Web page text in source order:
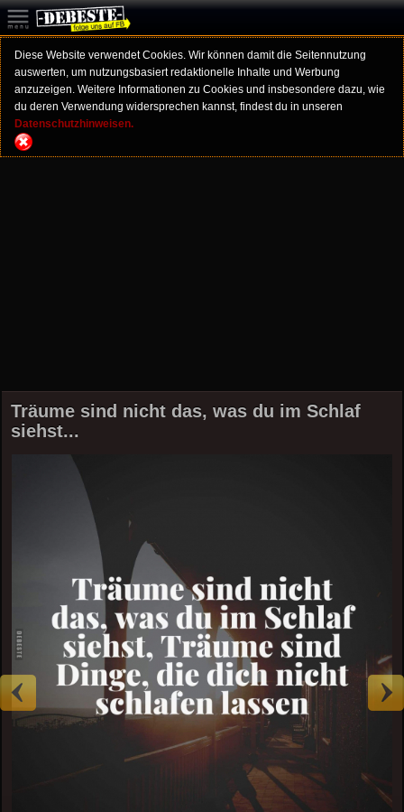
Diese Website verwendet Cookies. Wir können damit die Seitennutzung
auswerten, um nutzungsbasiert redaktionelle Inhalte und Werbung
anzuzeigen. Weitere Informationen zu Cookies und insbesondere dazu, wie
du deren Verwendung widersprechen kannst, findest du in unseren
Datenschutzhinweisen.
Träume sind nicht das, was du im Schlaf
siehst...